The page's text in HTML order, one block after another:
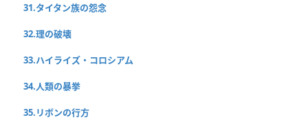
31.タイタン族の怨念
32.理の破壊
33.ハイライズ・コロシアム
34.人類の暴挙
35.リボンの行方